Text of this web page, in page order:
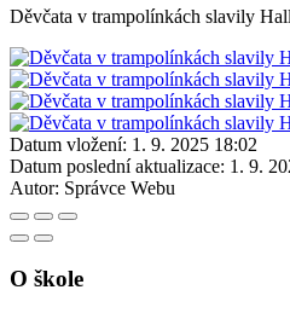
Děvčata v trampolínkách slavily
Datum vložení: 1. 9. 2025 18:02
Datum poslední aktualizace: 1. 9.
Autor: Správce Webu
O škole